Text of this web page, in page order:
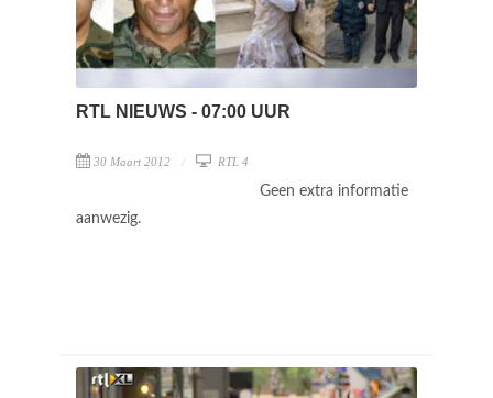
RTL NIEUWS - 07:00 UUR
30 Maart 2012 RTL 4
Geen extra informatie
aanwezig.